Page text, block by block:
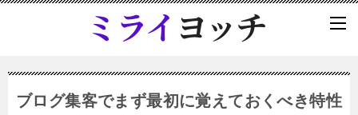
ブログ集客でまず最初に覚えておくべき特性